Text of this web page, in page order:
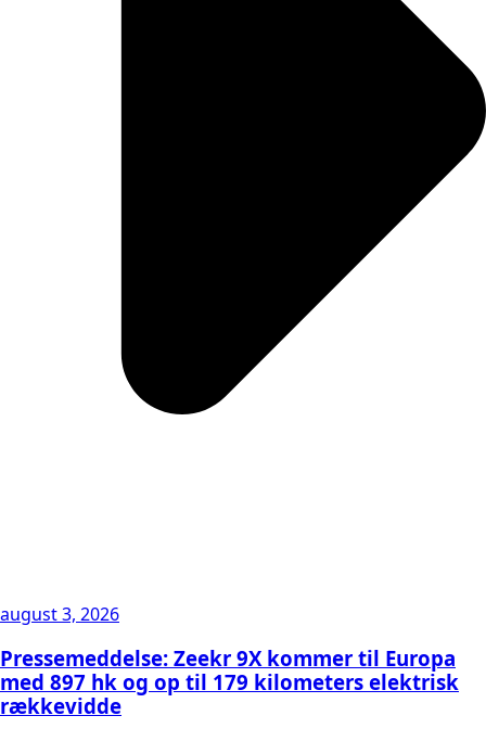
august 3, 2026
Pressemeddelse: Zeekr 9X kommer til Europa
med 897 hk og op til 179 kilometers elektrisk
rækkevidde